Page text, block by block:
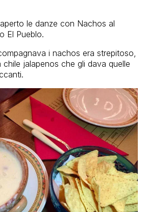
le danze con Nachos al
El Pueblo.
i nachos era strepitoso,
jalapenos che gli dava quelle